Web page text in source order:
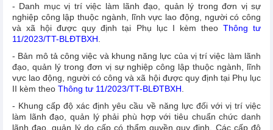
- Danh mục vị trí việc làm lãnh đạo, quản lý trong đơn vị sự
nghiệp công lập thuộc ngành, lĩnh vực lao động, người có công
và xã hội được quy định tại Phụ lục I kèm theo Thông tư
11/2023/TT-BLĐTBXH
- Bản mô tả công việc và khung năng lực của vị trí việc làm lãnh
đạo, quản lý trong đơn vị sự nghiệp công lập thuộc ngành, lĩnh
vực lao động, người có công và xã hội được quy định tại Phụ lục
II kèm theo Thông tư 11/2023/TT-BLĐTBXH
- Khung cấp độ xác định yêu cầu về năng lực đối với vị trí việc
làm lãnh đạo, quản lý phải phù hợp với tiêu chuẩn chức danh
lãnh đạo, quản lý do cấp có thẩm quyền quy định. Các cấp độ